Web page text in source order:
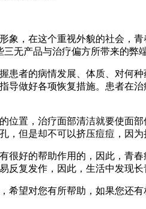
，在这个重视外貌的社会，
无产品与治疗偏方所带来的弊
者的病情发展、体质、对何
做好各项恢复措施。患者在
置，治疗面部清洁就要使面
但是却不可以挤压痘痘，因
好的帮助作用的，因此，青
复发作，因此，生活中发现长
望对您有所帮助，如果您还